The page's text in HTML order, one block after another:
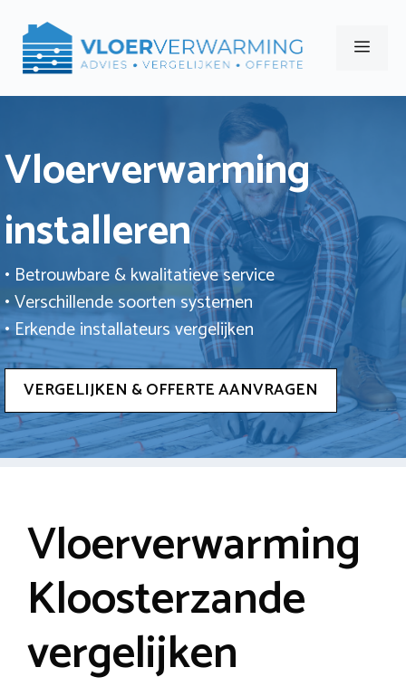
naar
Menu
Vloerverwarming
installeren
• Betrouwbare & kwalitatieve service
• Verschillende soorten systemen
• Erkende installateurs vergelijken
VERGELIJKEN & OFFERTE AANVRAGEN
Vloerverwarming
Kloosterzande
vergelijken